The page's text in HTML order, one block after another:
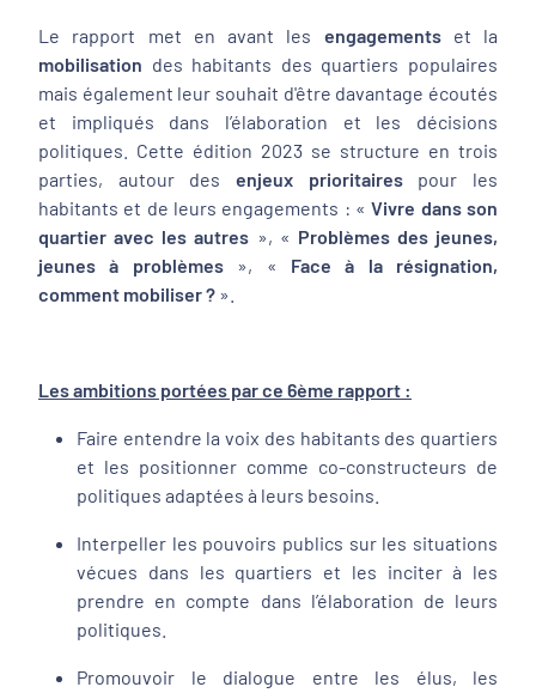
Le rapport met en avant les engagements et la
mobilisation des habitants des quartiers populaires
mais également leur souhait d'être davantage écoutés
et impliqués dans l’élaboration et les décisions
politiques. Cette édition 2023 se structure en trois
parties, autour des enjeux prioritairespour les
habitants et de leurs engagements : «Vivre dans son
quartier avec les autres », « Problèmes des jeunes,
jeunes à problèmes», « Face à la résignation,
comment mobiliser ? ».
Les ambitions portées par ce 6ème rapport :
Faire entendre la voix des habitants des quartiers
et les positionner comme co-constructeurs de
politiques adaptées à leurs besoins.
Interpeller les pouvoirs publics sur les situations
vécues dans les quartiers et les inciter à les
prendre en compte dans l’élaboration de leurs
politiques.
Promouvoir le dialogue entre les élus, les